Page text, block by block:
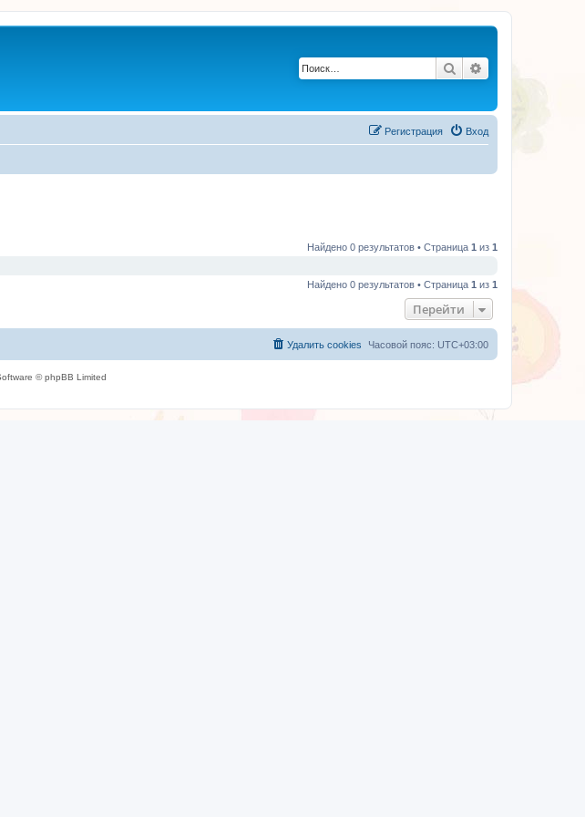
Поиск
Вход
Регистрация
Найдено 0 результатов • Страница 1 из 1
Найдено 0 результатов • Страница 1 из 1
Перейти
Часовой пояс: UTC+03:00
Удалить cookies
© phpBB Limited